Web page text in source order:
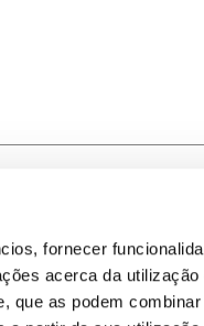
fornecer
acerca da
que as podem
Política de
Política de